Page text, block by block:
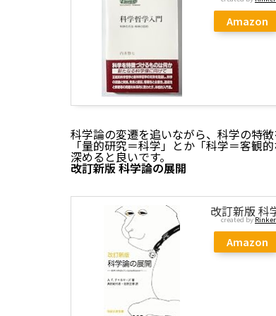
Amazon
科学論の変遷を追いながら、科学の特徴
「量的研究＝科学」とか「科学＝客観
深めると良いです。
改訂新版 科学論の展開
改訂新版 科
created byRinker
Amazon